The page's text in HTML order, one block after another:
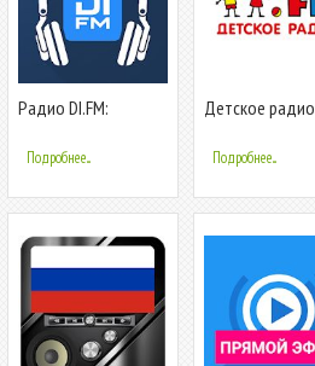
Радио DI.FM:
бесплатно
Подробнее...
Детское радио
Подробнее...